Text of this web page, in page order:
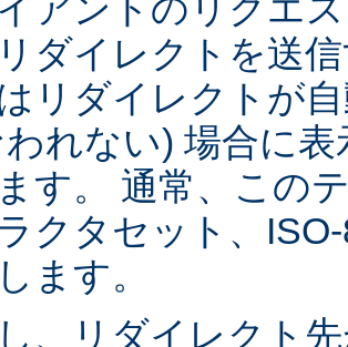
アントのリクエ
ダイレクトを送
リダイレクトが
れない) 場合に
す。 通常、この
クタセット、
ます。
、リダイレクト